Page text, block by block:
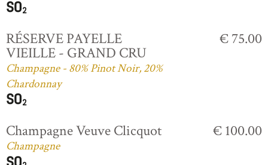
RÉSERVE PAYELLE
VIEILLE - GRAND CRU
Champagne - 80% Pinot Noir, 20%
Chardonnay
€ 75.00
Champagne Veuve Clicquot
Champagne
€ 100.00